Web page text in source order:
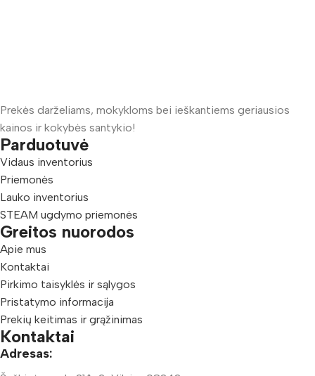
Prekės darželiams, mokykloms bei ieškantiems geriausios
kainos ir kokybės santykio!
Parduotuvė
Vidaus inventorius
Priemonės
Lauko inventorius
STEAM ugdymo priemonės
Greitos nuorodos
Apie mus
Kontaktai
Pirkimo taisyklės ir sąlygos
Pristatymo informacija
Prekių keitimas ir grąžinimas
Kontaktai
Adresas: